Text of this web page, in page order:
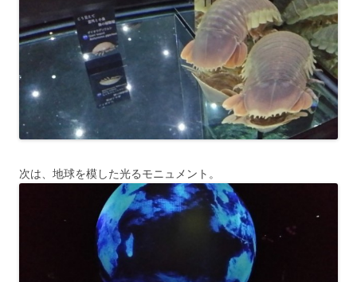
次は、地球を模した光るモニュメント。